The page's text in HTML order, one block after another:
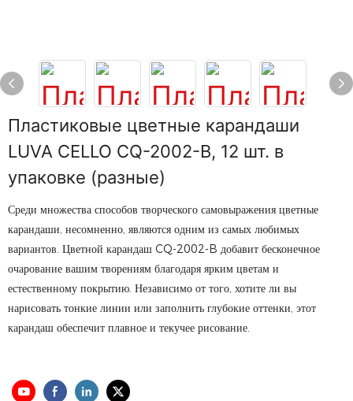
Пластиковые цветные карандаши
LUVA CELLO CQ-2002-B, 12 шт. в
упаковке (разные)
Среди множества способов творческого самовыражения цветные
карандаши, несомненно, являются одним из самых любимых
вариантов. Цветной карандаш CQ-2002-B добавит бесконечное
очарование вашим творениям благодаря ярким цветам и
естественному покрытию. Независимо от того, хотите ли вы
нарисовать тонкие линии или заполнить глубокие оттенки, этот
карандаш обеспечит плавное и текучее рисование.